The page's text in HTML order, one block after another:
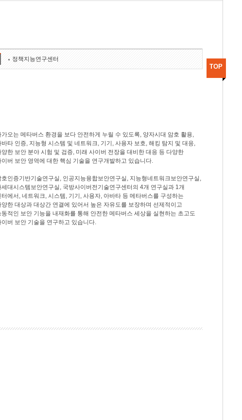
기획본부
정책지능연구센터
가오는 메타버스 환경을 보다 안전하게 누릴 수 있도록, 양자시대 암호 활용,
바타 인증, 지능형 시스템 및 네트워크, 기기, 사용자 보호, 해킹 탐지 및 대응,
양한 보안 분야 시험 및 검증, 미래 사이버 전장을 대비한 대응 등 다양한
이버 보안 영역에 대한 핵심 기술을 연구개발하고 있습니다.
호인증기반기술연구실, 인공지능융합보안연구실, 지능형네트워크보안연구실,
세대시스템보안연구실, 국방사이버전기술연구센터의 4개 연구실과 1개
터에서, 네트워크, 시스템, 기기, 사용자, 아바타 등 메타버스를 구성하는
양한 대상과 대상간 연결에 있어서 높은 자유도를 보장하며 선제적이고
동적인 보안 기능을 내재화를 통해 안전한 메타버스 세상을 실현하는 초고도
이버 보안 기술을 연구하고 있습니다.
TOP